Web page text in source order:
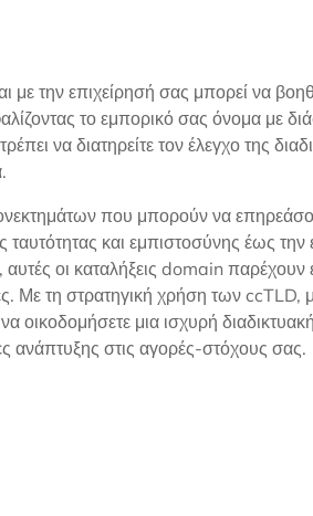
την επιχείρησή σας μπορεί να
το εμπορικό σας όνομα με
να διατηρείτε τον έλεγχο της
που μπορούν να
ταυτότητας και εμπιστοσύνης έως
οι καταλήξεις domain παρέχουν
Με τη στρατηγική χρήση των ccTLD,
οικοδομήσετε μια ισχυρή
ανάπτυξης στις αγορές-στόχους σας.